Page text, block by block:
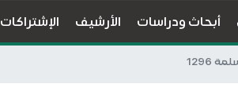
أبحاث ودراسات الأرشيف الإشتراكات
1296